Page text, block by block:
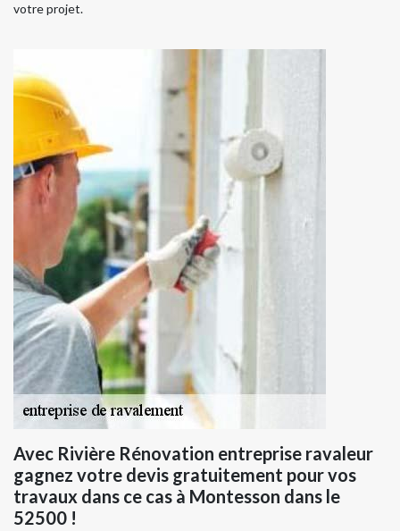
votre projet.
Avec Rivière Rénovation entreprise ravaleur
gagnez votre devis gratuitement pour vos
travaux dans ce cas à Montesson dans le
52500 !